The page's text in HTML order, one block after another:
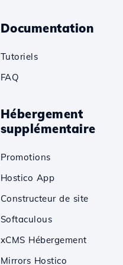
Documentation
Tutoriels
FAQ
Hébergement
supplémentaire
Promotions
Hostico App
Constructeur de site
Softaculous
xCMS Hébergement
Mirrors Hostico